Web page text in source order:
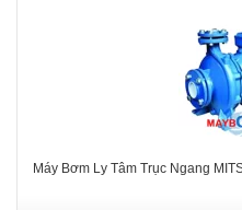
Máy Bơm Ly Tâm Trục Ngang